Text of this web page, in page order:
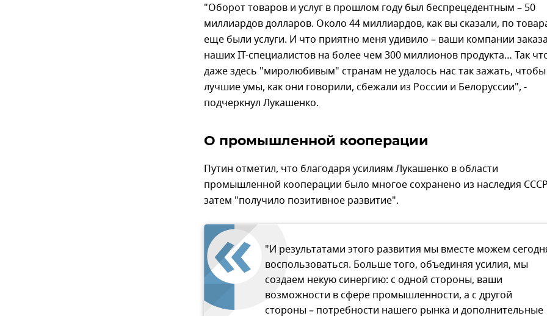
"Оборот товаров и услуг в прошлом году был беспрецедентным – 50
миллиардов долларов. Около 44 миллиардов, как вы сказали, по
еще были услуги. И что приятно меня удивило – ваши компании
наших IT-специалистов на более чем 300 миллионов продукта… Так
даже здесь "миролюбивым" странам не удалось нас так зажать, чтобы
лучшие умы, как они говорили, сбежали из России и Белоруссии", -
подчеркнул Лукашенко.
О промышленной кооперации
Путин отметил, что благодаря усилиям Лукашенко в области
промышленной кооперации было многое сохранено из наследия
затем "получило позитивное развитие".
"И результатами этого развития мы вместе можем
воспользоваться. Больше того, объединяя усилия, мы
создаем некую синергию: с одной стороны, ваши
возможности в сфере промышленности, а с другой
стороны – потребности нашего рынка и дополнительные